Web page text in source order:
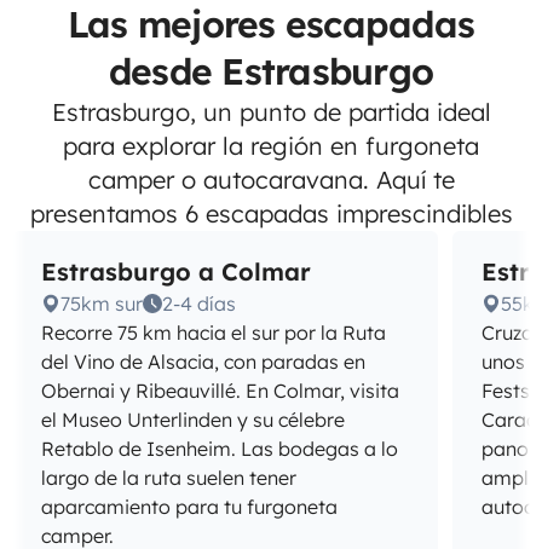
Las mejores escapadas
desde Estrasburgo
Estrasburgo, un punto de partida ideal
para explorar la región en furgoneta
camper o autocaravana. Aquí te
presentamos 6 escapadas imprescindibles
Estrasburgo a Colmar
75km sur
2-4 días
Recorre 75 km hacia el sur por la Ruta
del Vino de Alsacia, con paradas en
Obernai y Ribeauvillé. En Colmar, visita
el Museo Unterlinden y su célebre
Retablo de Isenheim. Las bodegas a lo
largo de la ruta suelen tener
aparcamiento para tu furgoneta
camper.
Cruza
unos